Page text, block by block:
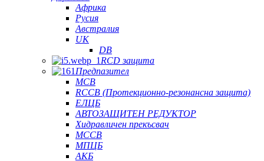
Африка
Русия
Австралия
UK
DB
RCD защита
Предпазител
MCB
RCCB (Протекционно-резонансна защита)
ЕЛЦБ
АВТОЗАЩИТЕН РЕДУКТОР
Хидравличен прекъсвач
MCCB
МПЦБ
АКБ